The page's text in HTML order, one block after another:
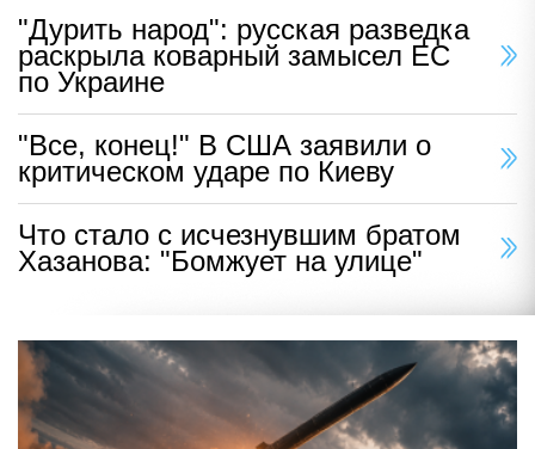
"Дурить народ": русская разведка
раскрыла коварный замысел ЕС
по Украине
"Все, конец!" В США заявили о
критическом ударе по Киеву
Что стало с исчезнувшим братом
Хазанова: "Бомжует на улице"